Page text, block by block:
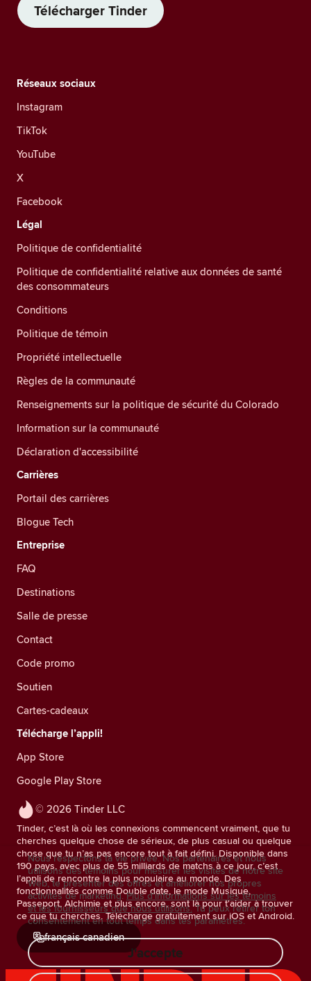
Télécharger Tinder
© 2026 Tinder LLC
Tinder, c’est là où les connexions commencent vraiment, que tu
cherches quelque chose de sérieux, de plus casual ou quelque
chose que tu n’as pas encore tout à fait défini. Disponible dans
190 pays, avec plus de 55 milliards de matchs à ce jour, c’est
l’appli de rencontre la plus populaire au monde. Des
fonctionnalités comme Double date, le mode Musique,
Passeport, Alchimie et plus encore, sont là pour t'aider à trouver
ce que tu cherches. Télécharge gratuitement sur iOS et Android.
français canadien
Réseaux sociaux
Instagram
TikTok
YouTube
X
Facebook
Légal
Politique de confidentialité
Politique de confidentialité relative aux données de santé
des consommateurs
Conditions
Politique de témoin
Propriété intellectuelle
Règles de la communauté
Renseignements sur la politique de sécurité du Colorado
Information sur la communauté
Déclaration d'accessibilité
Carrières
Portail des carrières
Blogue Tech
Entreprise
FAQ
Destinations
Salle de presse
Contact
Code promo
Soutien
Cartes-cadeaux
Télécharge l’appli!
App Store
Google Play Store
Nous respectons ta vie privée. Nos partenaires et nous
utilisons des témoins pour mesurer les visites de notre site
Web, te présenter des offres et améliorer nos propres
activités de marketing. Plus d'informations sur les témoins
et les fournisseurs que nous utilisons. Tu peux retirer ton
consentement en tout temps dans tes paramètres.
J'accepte